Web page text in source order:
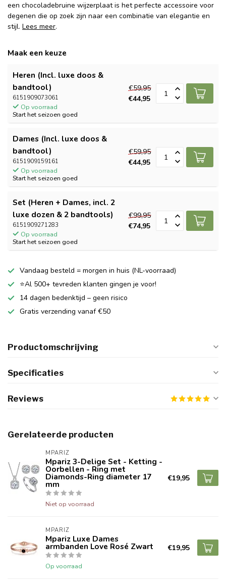
een chocoladebruine wijzerplaat is het perfecte accessoire voor
degenen die op zoek zijn naar een combinatie van elegantie en
stijl. Lees meer.
Maak een keuze
Heren (Incl. luxe doos &
bandtool)
6151909073061
Op voorraad
Start het seizoen goed
€59,95
€44,95
Dames (Incl. luxe doos &
bandtool)
6151909159161
Op voorraad
Start het seizoen goed
€59,95
€44,95
Set (Heren + Dames, incl. 2
luxe dozen & 2 bandtools)
6151909271283
Op voorraad
Start het seizoen goed
€99,95
€74,95
Vandaag besteld = morgen in huis (NL-voorraad)
⭐Al 500+ tevreden klanten gingen je voor!
14 dagen bedenktijd – geen risico
Gratis verzending vanaf €50
Productomschrijving
Specificaties
Reviews
Gerelateerde producten
MPARIZ
Mpariz 3-Delige Set - Ketting -
Oorbellen - Ring met
Diamonds-Ring diameter 17
mm
Niet op voorraad
€19,95
MPARIZ
Mpariz Luxe Dames
armbanden Love Rosé Zwart
Op voorraad
€19,95